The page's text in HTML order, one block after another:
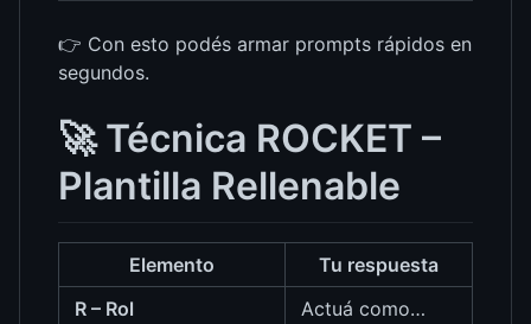
👉 Con esto podés armar prompts rápidos en
segundos.
🚀 Técnica ROCKET –
Plantilla Rellenable
Elemento
Tu respuesta
R – Rol
Actuá como…